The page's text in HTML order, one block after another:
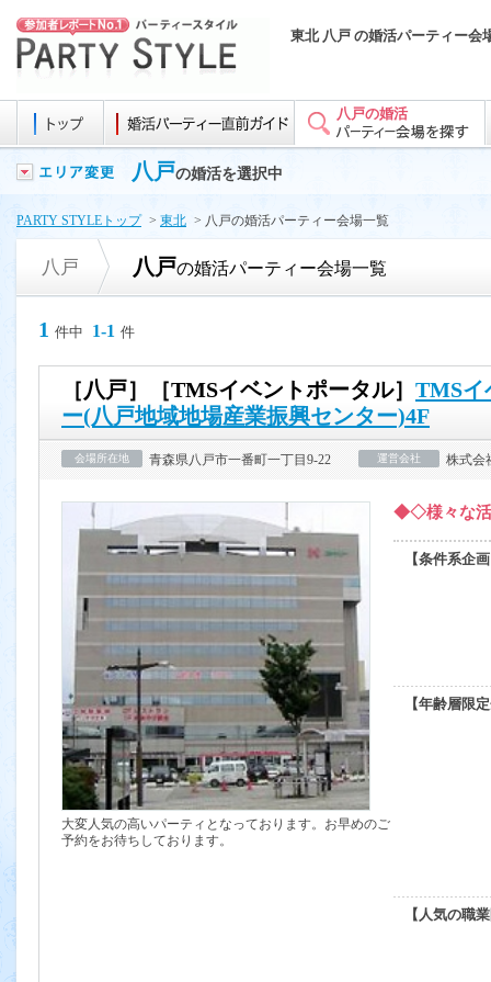
東北 八戸 の婚活パーティー会
八戸の婚活
八戸の婚活を選択中
PARTY STYLEトップ > 東北 > 八戸の婚活パーティー会場一覧
八戸 八戸の婚活パーティー会場一覧
1 件中 1-1 件
［八戸］［TMSイベントポータル］ TMS
ー(八戸地域地場産業振興センター)4F
会場所在地 青森県八戸市一番町一丁目9-22 運営会社 株式会
大変人気の高いパーティとなっております。お早めのご
予約をお待ちしております。
◆◇様々な活
【条件系企
【年齢層限
【人気の職